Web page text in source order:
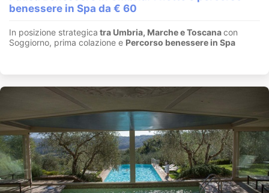
benessere in Spa da € 60
In posizione strategica tra Umbria, Marche e Toscanacon
Soggiorno, prima colazione e Percorso benessere in Spa